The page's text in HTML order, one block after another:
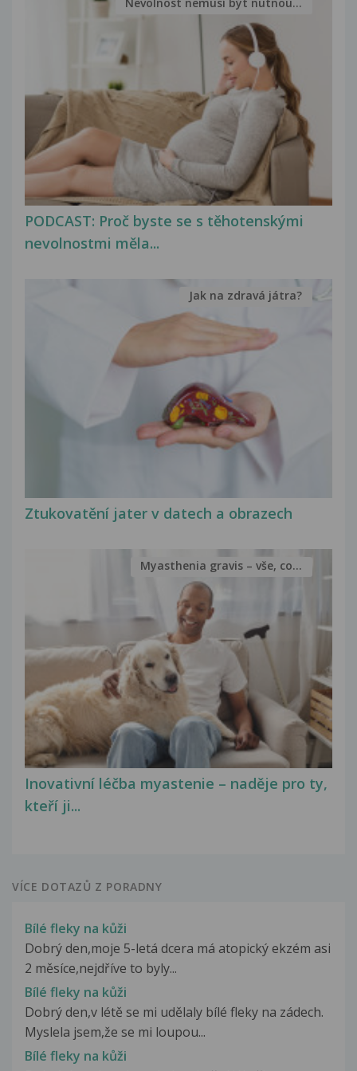
PODCAST: Proč byste se s těhotenskými
nevolnostmi měla...
Nevolnost nemusí být nutnou...
Ztukovatění jater v datech a obrazech
Jak na zdravá játra?
Inovativní léčba myastenie – naděje pro ty,
kteří ji...
Myasthenia gravis – vše, co...
VÍCE DOTAZŮ Z PORADNY
Bílé fleky na kůži
Dobrý den,moje 5-letá dcera má atopický ekzém asi
2 měsíce,nejdříve to byly...
Bílé fleky na kůži
Dobrý den,v létě se mi udělaly bílé fleky na zádech.
Myslela jsem,že se mi loupou...
Bílé fleky na kůži